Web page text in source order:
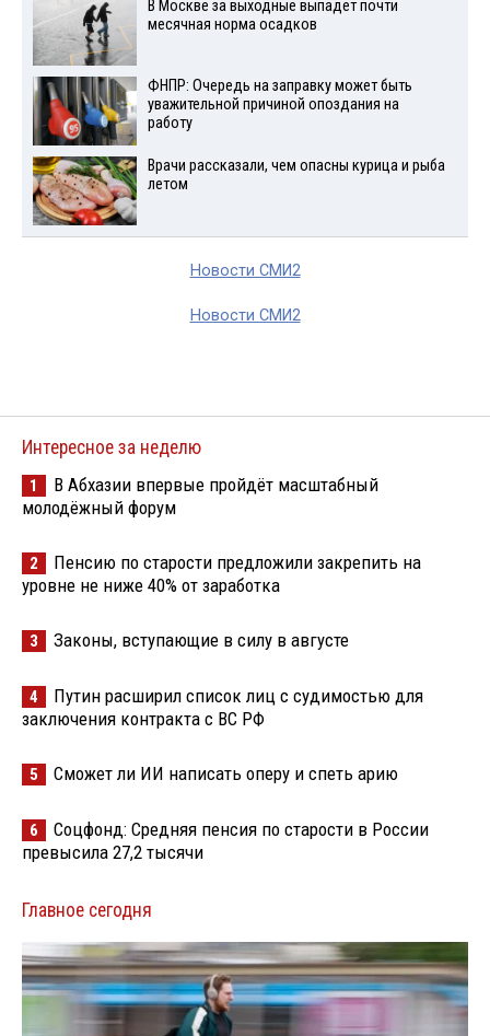
В Москве за выходные выпадет почти
месячная норма осадков
ФНПР: Очередь на заправку может быть
уважительной причиной опоздания на
работу
Врачи рассказали, чем опасны курица и рыба
летом
Новости СМИ2
Новости СМИ2
Интересное за неделю
1
В Абхазии впервые пройдёт масштабный
молодёжный форум
2
Пенсию по старости предложили закрепить на
уровне не ниже 40% от заработка
3 Законы, вступающие в силу в августе
4
Путин расширил список лиц с судимостью для
заключения контракта с ВС РФ
5 Сможет ли ИИ написать оперу и спеть арию
6
Соцфонд: Средняя пенсия по старости в России
превысила 27,2 тысячи
Главное сегодня